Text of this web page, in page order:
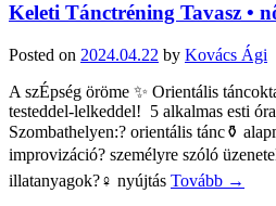
Keleti Tánctréning Tavasz •
Posted on 2024.04.22 by Kovács Ági
A szÉpség öröme ✨ Orientális
testeddel-lelkeddel! 5 alkalmas esti
Szombathelyen:? orientális tánc⚱️
improvizáció? személyre szóló
illatanyagok?‍♀️ nyújtás Tovább →